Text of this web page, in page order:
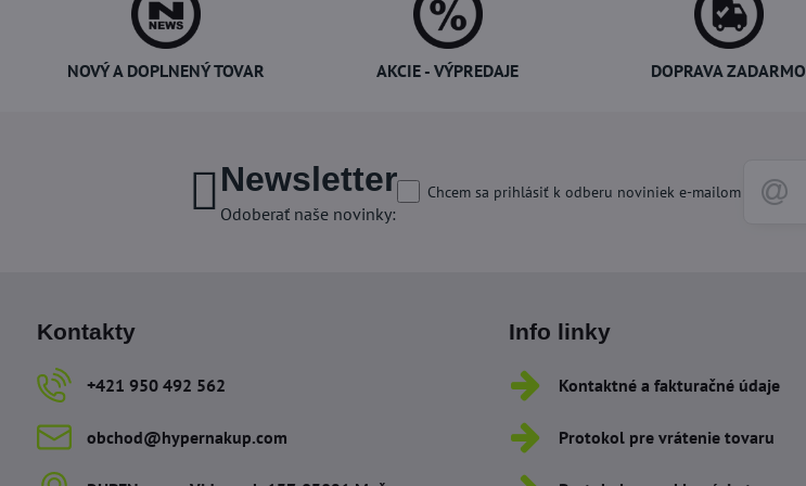
NOVÝ A DOPLNENÝ TOVAR AKCIE - VÝPREDAJE DOPRAVA ZADARMO
Newsletter
Odoberať naše novinky:
Chcem sa prihlásiť k odberu noviniek e-mailom
Kontakty
+421 950 492 562
obchod​@hypernakup​.com
Info linky
Kontaktné a fakturačné údaje
Protokol pre vrátenie tovaru